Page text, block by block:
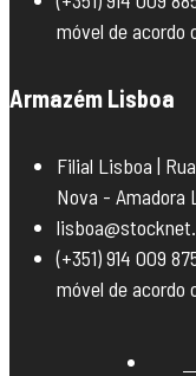
móvel de acordo
Armazém Lisboa
Filial Lisboa |
Nova - Amadora
(+351) 914 009
móvel de acordo